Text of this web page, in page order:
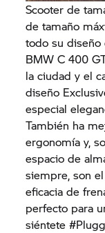
Scooter de
de tamaño
todo su diseño
BMWC 400
la ciudad y el
diseño
especial
También ha
ergonomía y,
espacio de
siempre, son
eficacia de
perfecto para
siéntete